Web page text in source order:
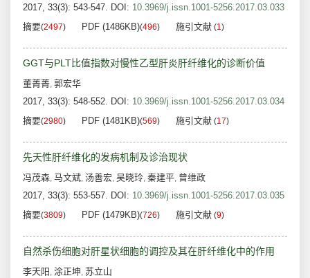
2017, 33(3): 543-547. DOI: 10.3969/j.issn.1001-5256.2017.03.033
摘要(2497) PDF (1486KB)(496) 施引文献 (1)
GGT与PLT比值指数对慢性乙型肝炎肝纤维化的诊断价值
董菁菁, 郭宏华
2017, 33(3): 548-552. DOI: 10.3969/j.issn.1001-5256.2017.03.034
摘要(2980) PDF (1481KB)(569) 施引文献 (17)
先天性肝纤维化的发病机制及诊治现状
冯茂森, 马文斌, 汤善宏, 吴晓玲, 秦建平, 曾维政
2017, 33(3): 553-557. DOI: 10.3969/j.issn.1001-5256.2017.03.035
摘要(3809) PDF (1479KB)(726) 施引文献 (9)
自然杀伤细胞对肝星状细胞的调控及其在肝纤维化中的作用
李天阳 , 涂正坤, 苏立山